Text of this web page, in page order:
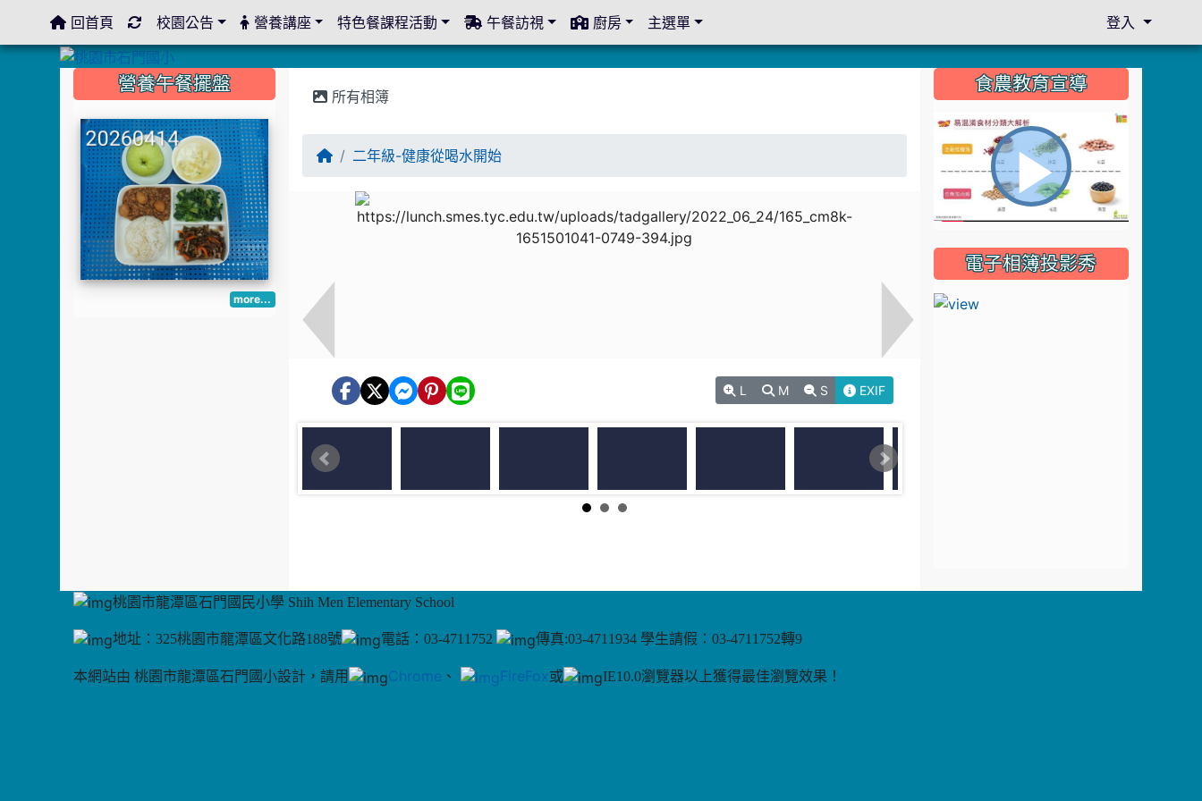
所有相簿
二年級-健康從喝水開始
L M S EXIF
::: 營養午餐擺盤
more...
::: 食農教育宣導
播
放
電子相簿投影秀
桃園市龍潭區石門國民小學 Shih Men Elementary School
地址：325桃園市龍潭區文化路188號 電話：03-4711752 傳真:03-4711934 學生請假：03-4711752轉9
本網站由 桃園市龍潭區石門國小設計，請用 Chrome 、 FireFox或 IE10.0瀏覽器以上獲得最佳瀏覽效果！
::: 回首頁 校園公告 營養講座 特色餐課程活動 午餐訪視 廚房 主選單 登入